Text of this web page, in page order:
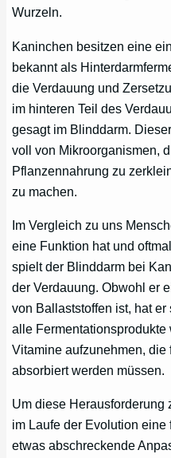
Wurzeln.
Kaninchen besitzen eine
bekannt als
die Verdauung und
im hinteren Teil des
gesagt im Blinddarm.
voll von Mikroorganismen,
Pflanzennahrung zu
zu machen.
Im Vergleich zu uns
eine Funktion hat und
spielt der Blinddarm bei
der Verdauung. Obwohl er
von Ballaststoffen ist, hat
alle Fermentationsprodukte
Vitamine aufzunehmen, die
absorbiert werden müssen.
Um diese Herausforderung
im Laufe der Evolution
etwas abschreckende